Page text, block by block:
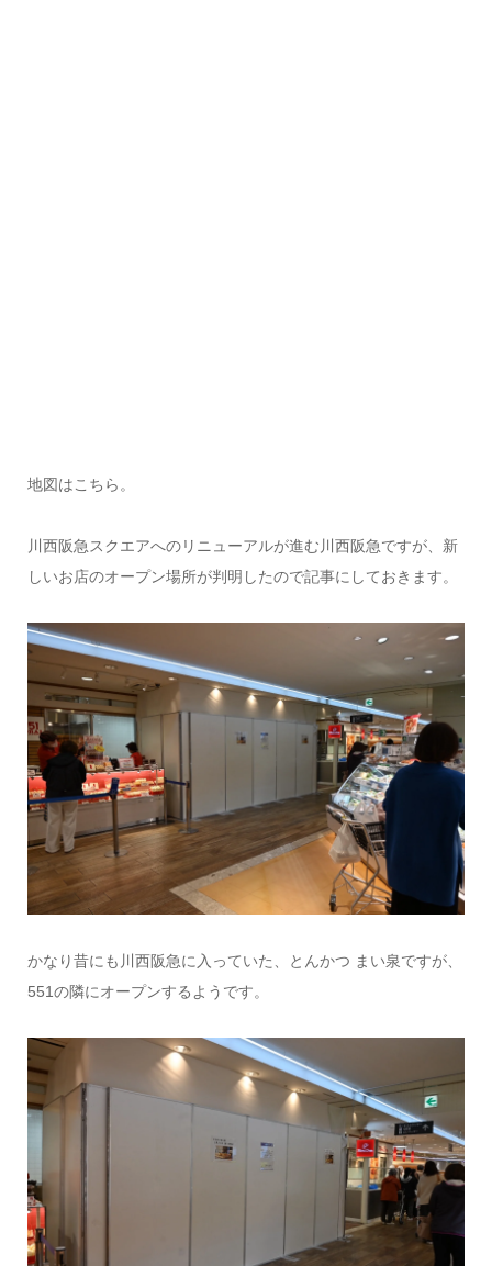
地図はこちら。
川西阪急スクエアへのリニューアルが進む川西阪急ですが、新
しいお店のオープン場所が判明したので記事にしておきます。
かなり昔にも川西阪急に入っていた、とんかつ まい泉ですが、
551の隣にオープンするようです。